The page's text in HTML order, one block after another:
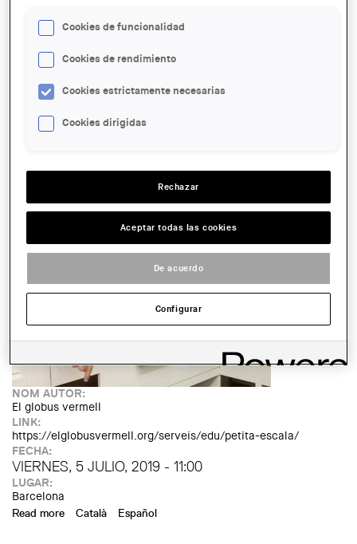
El globus vermell
LINK:
FECHA:
LUGAR:
Read moreabout Taller "A petita escala" a la Fundació Joan Miró
Español English
Globus Vermell
Jornada
IMATGE DE L'EXPOSICIÓ O ACTE:
NOM AUTOR:
El globus vermell
LINK:
https://elglobusvermell.org/serveis/edu/petita-escala/
FECHA:
VIERNES, 5 JULIO, 2019 - 11:00
LUGAR:
Barcelona
Read more about Workshop "On a small scale" at Joan Miró's
Català Español
Cookies de funcionalidad
Cookies de rendimiento
Cookies estrictamente necesarias
Cookies dirigidas
Rechazar
Aceptar todas las cookies
De acuerdo
Configurar